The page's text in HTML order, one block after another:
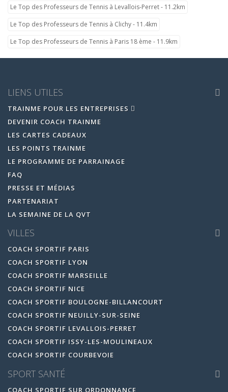
Le Top des Professeurs de Tennis à Levallois-Perret - 11.2km
Le Top des Professeurs de Tennis à Clichy - 11.4km
Le Top des Professeurs de Tennis à Paris 18 ème - 11.9km
LIENS UTILES
TRAINME POUR LES ENTREPRISES
DEVENIR COACH TRAINME
LES CARTES CADEAUX
LES POINTS TRAINME
LE PROGRAMME DE PARRAINAGE
FAQ
PRESSE ET MÉDIAS
PARTENARIAT
LA SEMAINE DE LA QVT
VILLES
COACH SPORTIF PARIS
COACH SPORTIF LYON
COACH SPORTIF MARSEILLE
COACH SPORTIF NICE
COACH SPORTIF BOULOGNE-BILLANCOURT
COACH SPORTIF NEUILLY-SUR-SEINE
COACH SPORTIF LEVALLOIS-PERRET
COACH SPORTIF ISSY-LES-MOULINEAUX
COACH SPORTIF COURBEVOIE
SPORT SANTÉ
COACH SPORTIF SUR ORDONNANCE